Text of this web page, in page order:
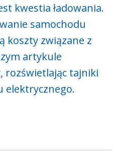
kwestia ładowania.
samochodu
koszty związane z
artykule
rozświetlając tajniki
elektrycznego.